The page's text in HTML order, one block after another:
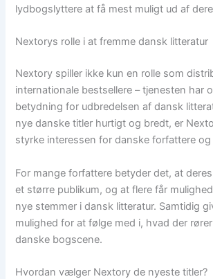
lydbogslyttere at få mest muligt ud af
Nextorys rolle i at fremme dansk litteratur
Nextory spiller ikke kun en rolle som
internationale bestsellere – tjenesten har
betydning for udbredelsen af dansk
nye danske titler hurtigt og bredt, er
styrke interessen for danske forfattere og
For mange forfattere betyder det, at
et større publikum, og at flere får
nye stemmer i dansk litteratur. Samtidig
mulighed for at følge med i, hvad der
danske bogscene.
Hvordan vælger Nextory de nyeste titler?